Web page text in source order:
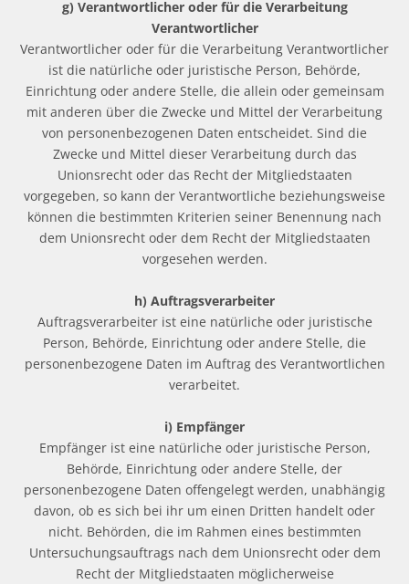
g) Verantwortlicher oder für die Verarbeitung
Verantwortlicher
Verantwortlicher oder für die Verarbeitung Verantwortlicher
ist die natürliche oder juristische Person, Behörde,
Einrichtung oder andere Stelle, die allein oder gemeinsam
mit anderen über die Zwecke und Mittel der Verarbeitung
von personenbezogenen Daten entscheidet. Sind die
Zwecke und Mittel dieser Verarbeitung durch das
Unionsrecht oder das Recht der Mitgliedstaaten
vorgegeben, so kann der Verantwortliche beziehungsweise
können die bestimmten Kriterien seiner Benennung nach
dem Unionsrecht oder dem Recht der Mitgliedstaaten
vorgesehen werden.
h) Auftragsverarbeiter
Auftragsverarbeiter ist eine natürliche oder juristische
Person, Behörde, Einrichtung oder andere Stelle, die
personenbezogene Daten im Auftrag des Verantwortlichen
verarbeitet.
i) Empfänger
Empfänger ist eine natürliche oder juristische Person,
Behörde, Einrichtung oder andere Stelle, der
personenbezogene Daten offengelegt werden, unabhängig
davon, ob es sich bei ihr um einen Dritten handelt oder
nicht. Behörden, die im Rahmen eines bestimmten
Untersuchungsauftrags nach dem Unionsrecht oder dem
Recht der Mitgliedstaaten möglicherweise